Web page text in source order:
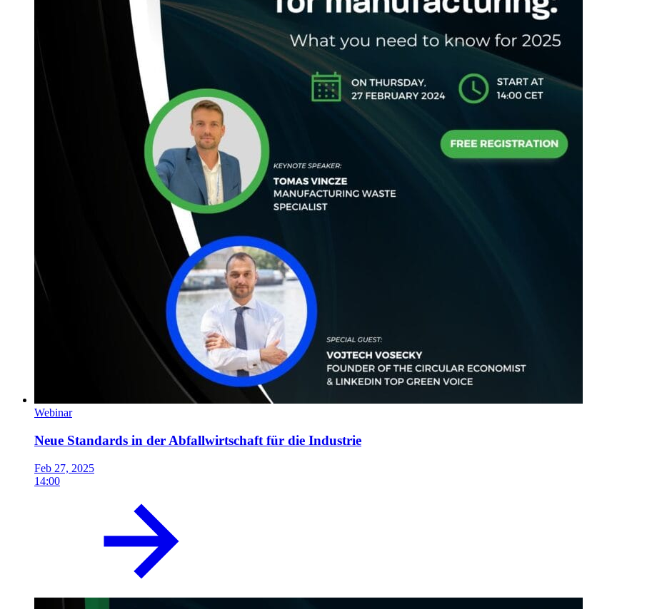
Webinar
Neue Standards in der Abfallwirtschaft für die Industrie
Feb 27, 2025
14:00